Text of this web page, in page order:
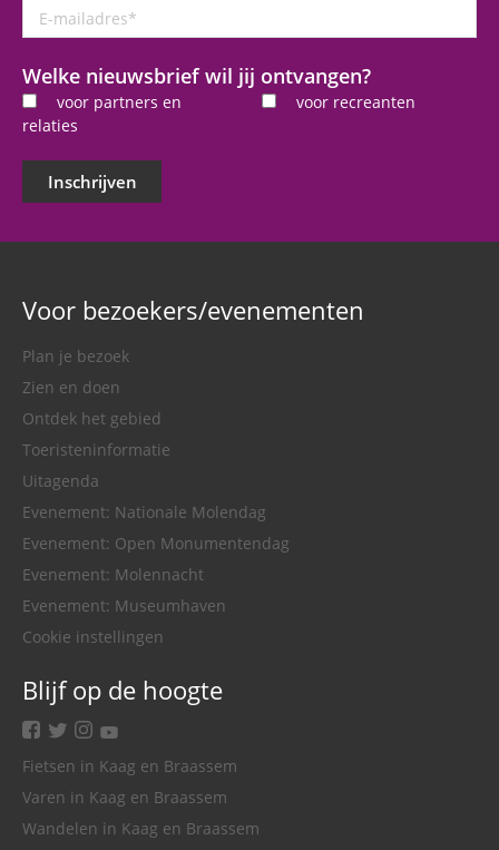
mailadres
Welke nieuwsbrief wil jij ontvangen?
voor partners en
relaties
voor recreanten
Inschrijven
Voor bezoekers/evenementen
Plan je bezoek
Zien en doen
Ontdek het gebied
Toeristeninformatie
Uitagenda
Evenement: Nationale Molendag
Evenement: Open Monumentendag
Evenement: Molennacht
Evenement: Museumhaven
Cookie instellingen
Blijf op de hoogte
facebook
twitterinstagram
youtube
Fietsen in Kaag en Braassem
Varen in Kaag en Braassem
Wandelen in Kaag en Braassem